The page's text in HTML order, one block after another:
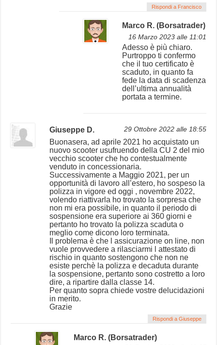
Rispondi a Francisco
Marco R. (Borsatrader)
16 Marzo 2023 alle 11:01
Adesso è più chiaro.
Purtroppo ti confermo
che il tuo certificato è
scaduto, in quanto fa
fede la data di scadenza
dell’ultima annualità
portata a termine.
Giuseppe D. 29 Ottobre 2022 alle 18:55
Buonasera, ad aprile 2021 ho acquistato un
nuovo scooter usufruendo della CU 2 del mio
vecchio scooter che ho contestualmente
venduto in concessionaria.
Successivamente a Maggio 2021, per un
opportunità di lavoro all’estero, ho sospeso la
polizza in vigore ed oggi , novembre 2022,
volendo riattivarla ho trovato la sorpresa che
non mi era possibile, in quanto il periodo di
sospensione era superiore ai 360 giorni e
pertanto ho trovato la polizza scaduta o
meglio come dicono loro terminata.
Il problema è che l assicurazione on line, non
vuole provvedere a rilasciarmi l attestato di
rischio in quanto sostengono che non ne
esiste perchè la polizza e decaduta durante
la sospensione, pertanto sono costretto a loro
dire, a ripartire dalla classe 14.
Per quanto sopra chiede vostre delucidazioni
in merito.
Grazie
Rispondi a Giuseppe
Marco R. (Borsatrader)